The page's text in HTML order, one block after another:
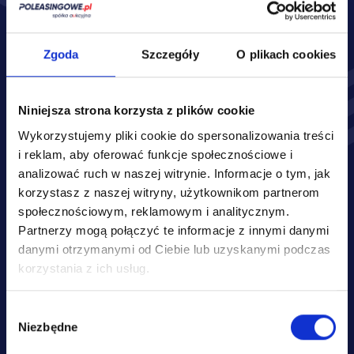
Zgoda Szczegóły O plikach cookies
Niniejsza strona korzysta z plików cookie
Wykorzystujemy pliki cookie do spersonalizowania treści
i reklam, aby oferować funkcje społecznościowe i
analizować ruch w naszej witrynie. Informacje o tym, jak
korzystasz z naszej witryny, użytkownikom partnerom
społecznościowym, reklamowym i analitycznym.
Partnerzy mogą połączyć te informacje z innymi danymi
danymi otrzymanymi od Ciebie lub uzyskanymi podczas
korzystania z ich usług.
zgody
Niezbędne
Zakres ubezpieczenia:*
OC
Assistance NNW
Auto szyby GAO
Inne
Podane przez Ciebie danych osobowych jest dobrowolne, stanowi
jednak warunek sporządzenia oraz przedstawienia Ci oferty